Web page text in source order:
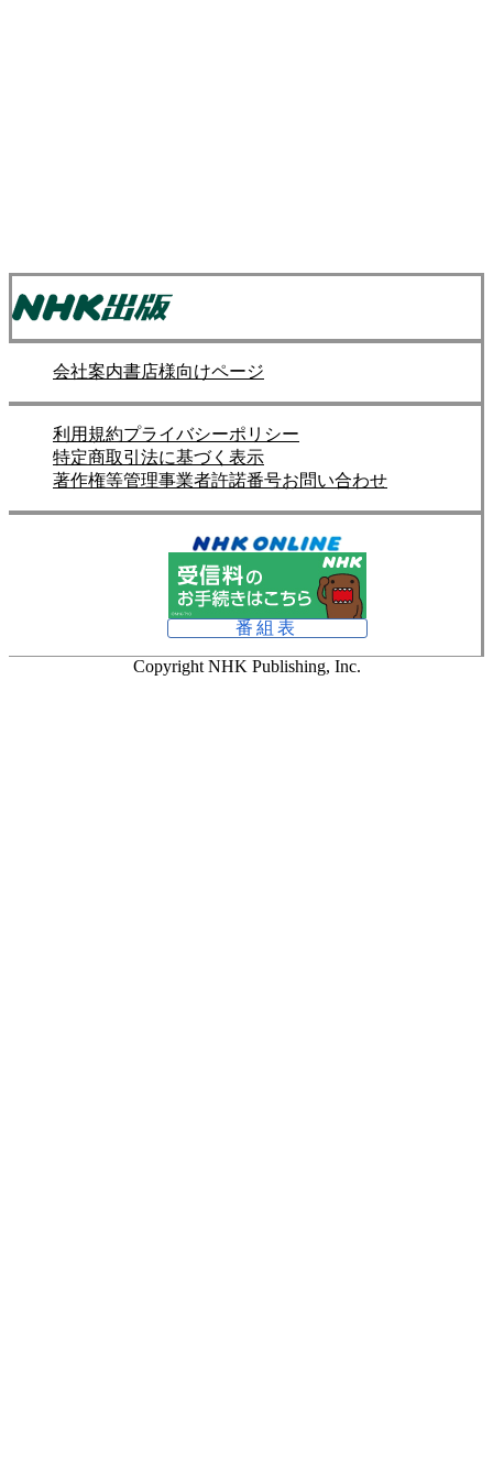
会社案内書店様向けページ
利用規約プライバシーポリシー
特定商取引法に基づく表示
著作権等管理事業者許諾番号お問い合わせ
番組表
Copyright NHK Publishing, Inc.